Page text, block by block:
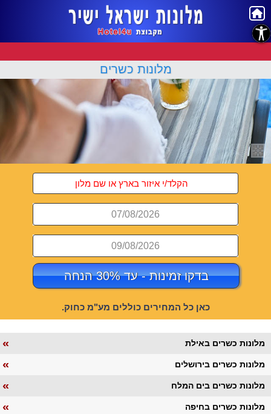
מלונות כשרים
07/08/2026
09/08/2026
בדקו זמינות - עד 30% הנחה
כאן כל המחירים כוללים מע"מ כחוק.
« מלונות כשרים באילת
« מלונות כשרים בירושלים
« מלונות כשרים בים המלח
« מלונות כשרים בחיפה
נגישות